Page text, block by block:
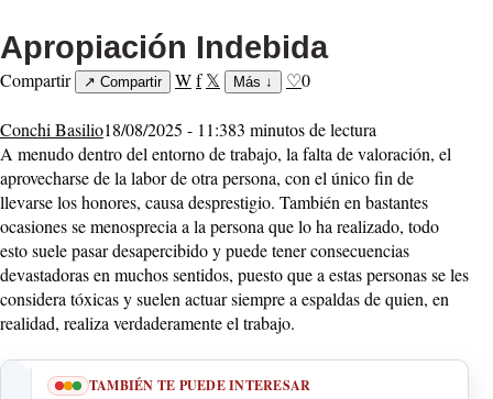
Apropiación Indebida
Compartir ↗ Compartir Wf 𝕏 Más ↓ ♡0
Conchi Basilio18/08/2025 - 11:383 minutos de lectura
A menudo dentro del entorno de trabajo, la falta de valoración, el
aprovecharse de la labor de otra persona, con el único fin de
llevarse los honores, causa desprestigio. También en bastantes
ocasiones se menosprecia a la persona que lo ha realizado, todo
esto suele pasar desapercibido y puede tener consecuencias
devastadoras en muchos sentidos, puesto que a estas personas se les
considera tóxicas y suelen actuar siempre a espaldas de quien, en
realidad, realiza verdaderamente el trabajo.
TAMBIÉN TE PUEDE INTERESAR